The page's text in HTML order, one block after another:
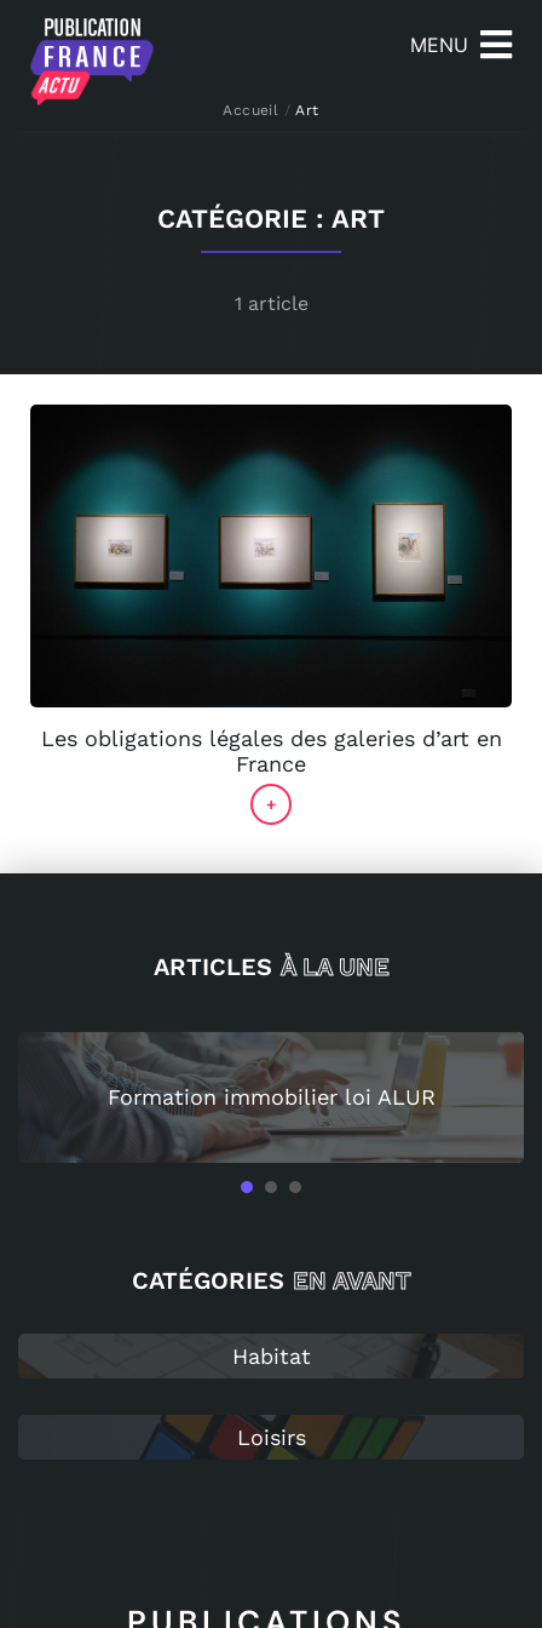
MENU
Accueil /Art
CATÉGORIE : ART
1 article
Les obligations légales des galeries d’art en
France
+
ARTICLES À LA UNE
Formation immobilier loi ALUR
CATÉGORIES EN AVANT
Habitat
Loisirs